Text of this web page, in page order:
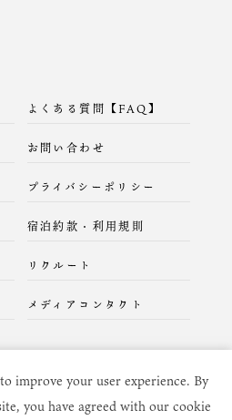
よくある質問【FAQ】
お問い合わせ
プライバシーポリシー
宿泊約款・利用規則
リクルート
メディアコンタクト
improve your user experience. By
you have agreed with our cookie